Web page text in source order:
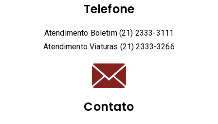
Telefone
Atendimento Boletim (21) 2333-3111
Atendimento Viaturas (21) 2333-3266
Contato